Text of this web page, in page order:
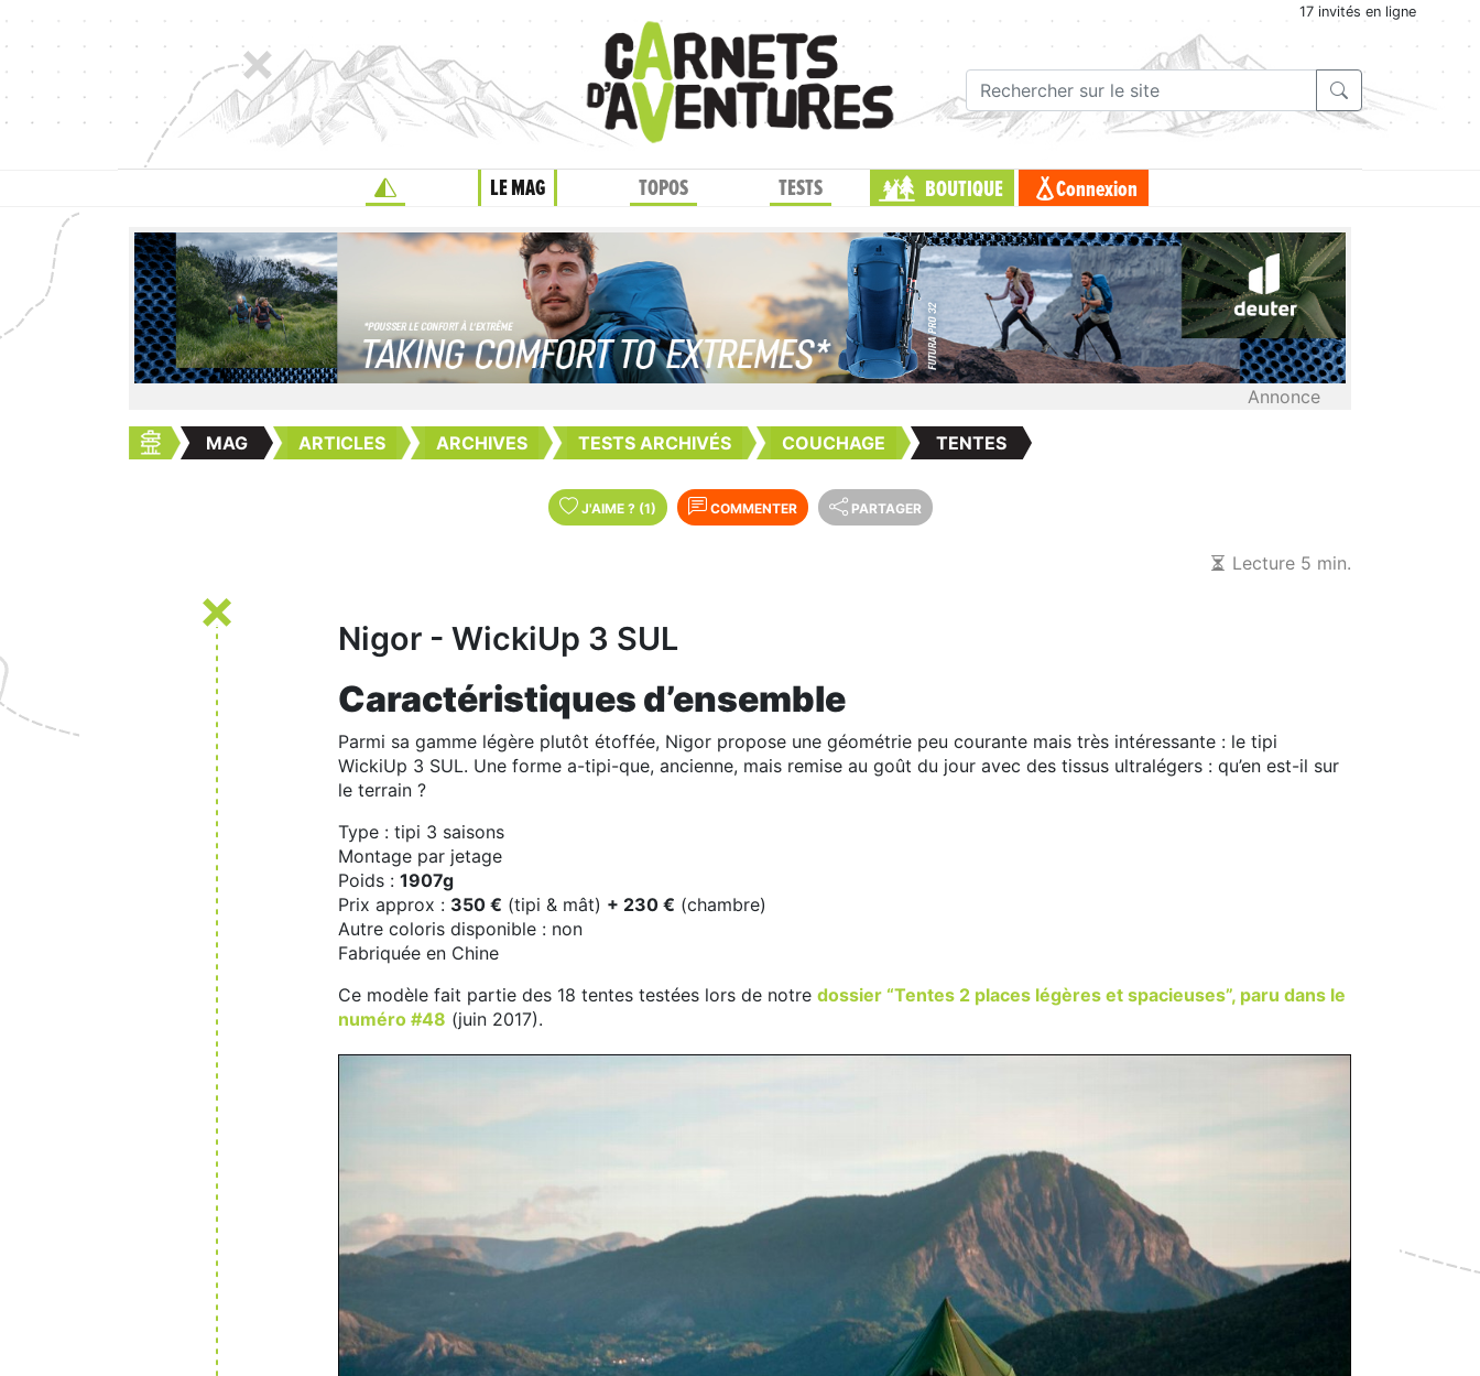
17 invités en ligne
LE MAG TOPOS TESTS BOUTIQUE Connexion
Annonce
MAG ARTICLES ARCHIVES TESTS ARCHIVÉS COUCHAGE TENTES
J'AIME ? (1) COMMENTER PARTAGER
Lecture 5 min.
Nigor - WickiUp 3 SUL
Caractéristiques d’ensemble
Parmi sa gamme légère plutôt étoffée, Nigor propose une géométrie peu courante mais très intéressante : le tipi
WickiUp 3 SUL. Une forme a-tipi-que, ancienne, mais remise au goût du jour avec des tissus ultralégers : qu’en est-il sur
le terrain ?
Type : tipi 3 saisons
Montage par jetage
Poids : 1907g
Prix approx : 350 € (tipi & mât) + 230 € (chambre)
Autre coloris disponible : non
Fabriquée en Chine
Ce modèle fait partie des 18 tentes testées lors de notre dossier “Tentes 2 places légères et spacieuses”, paru dans le
numéro #48 (juin 2017).